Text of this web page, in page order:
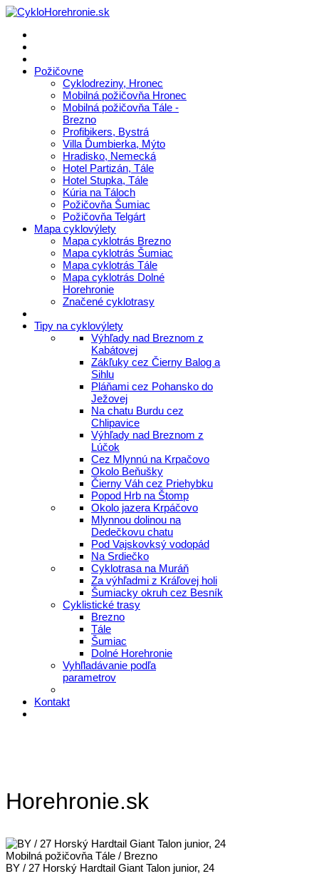
Požičovne
Cyklodreziny, Hronec
Mobilná požičovňa Hronec
Mobilná požičovňa Tále -
Brezno
Profibikers, Bystrá
Villa Ďumbierka, Mýto
Hradisko, Nemecká
Hotel Partizán, Tále
Hotel Stupka, Tále
Kúria na Táloch
Požičovňa Šumiac
Požičovňa Telgárt
Mapa cyklovýlety
Mapa cyklotrás Brezno
Mapa cyklotrás Šumiac
Mapa cyklotrás Tále
Mapa cyklotrás Dolné
Horehronie
Značené cyklotrasy
Tipy na cyklovýlety
Výhľady nad Breznom z
Kabátovej
Zákľuky cez Čierny Balog a
Sihlu
Pláňami cez Pohansko do
Ježovej
Na chatu Burdu cez
Chlipavice
Výhľady nad Breznom z
Lúčok
Cez Mlynnú na Krpačovo
Okolo Beňušky
Čierny Váh cez Priehybku
Popod Hrb na Štomp
Okolo jazera Krpáčovo
Mlynnou dolinou na
Dedečkovu chatu
Pod Vajskovksý vodopád
Na Srdiečko
Cyklotrasa na Muráň
Za výhľadmi z Kráľovej holi
Šumiacky okruh cez Besník
Cyklistické trasy
Brezno
Tále
Šumiac
Dolné Horehronie
Vyhľladávanie podľa
parametrov
Kontakt
Horehronie.sk
Mobilná požičovňa Tále / Brezno
BY / 27 Horský Hardtail Giant Talon junior, 24